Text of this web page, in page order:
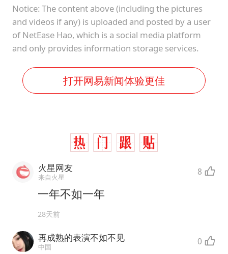
Notice: The content above (including the pictures
and videos if any) is uploaded and posted by a user
of NetEase Hao, which is a social media platform
and only provides information storage services.
打开网易新闻体验更佳
火星网友
来自火星 8
一年不如一年
28天前
再成熟的表演不如不见
中国 0